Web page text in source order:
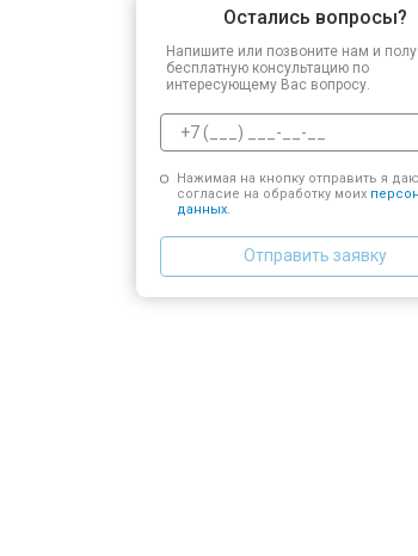
Остались вопросы?
Напишите или позвоните нам и
бесплатную консультацию по
интересующему Вас вопросу.
Нажимая на кнопку отправить я
согласие на обработку моих
данных.
Отправить заявку